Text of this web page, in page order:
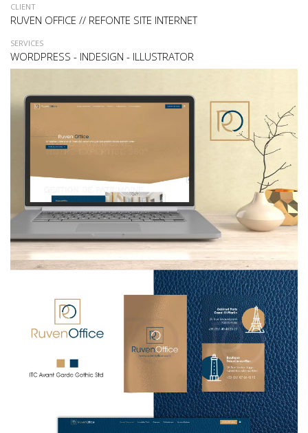
CLIENT
RUVEN OFFICE // REFONTE SITE INTERNET
SERVICES
WORDPRESS - INDESIGN - ILLUSTRATOR